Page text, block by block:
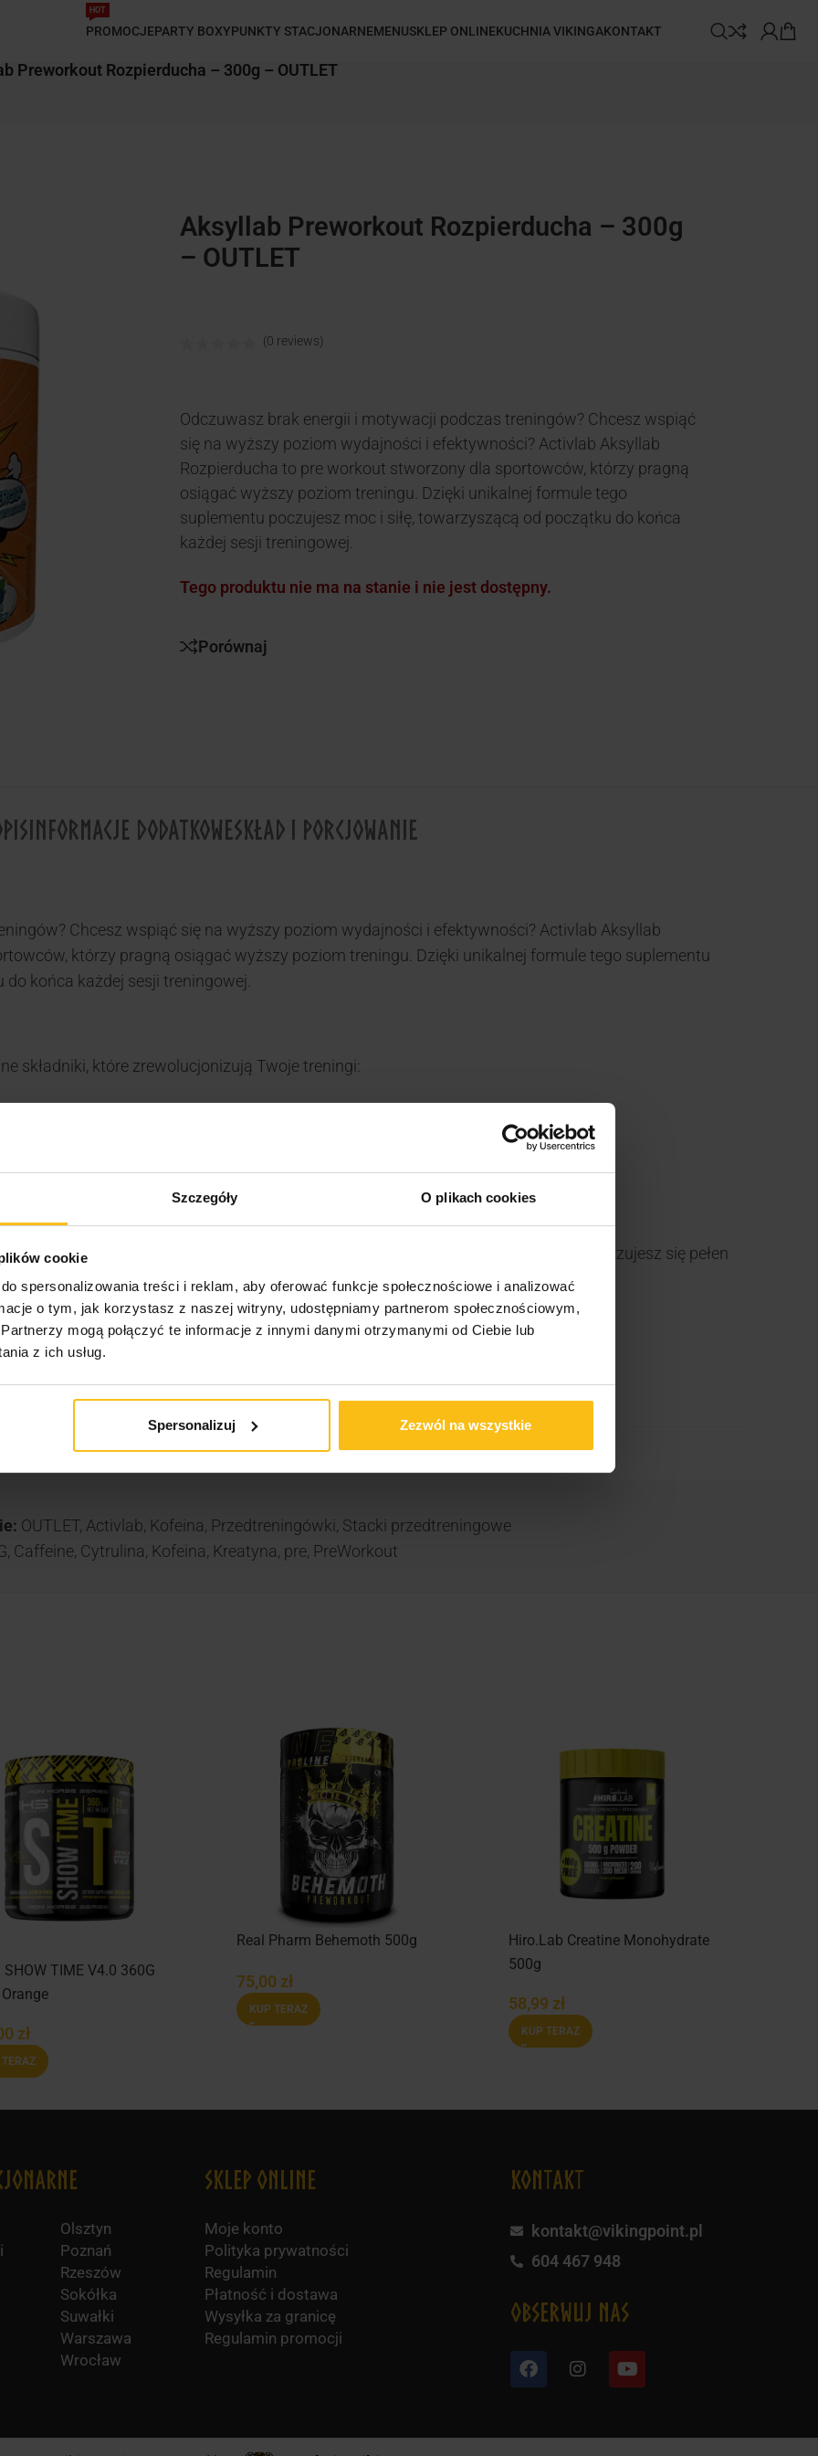
Szczegóły O plikach cookies
cookie
spersonalizowania treści i reklam, aby oferować funkcje społecznościowe i analizować
o tym, jak korzystasz z naszej witryny, udostępniamy partnerom społecznościowym,
mogą połączyć te informacje z innymi danymi otrzymanymi od Ciebie lub
z ich usług.
Spersonalizuj Zezwól na wszystkie
PROMOCJE
HOT
PARTY BOXYPUNKTY STACJONARNEMENUSKLEP ONLINEKUCHNIA VIKINGAKONTAKT
Preworkout Rozpierducha – 300g – OUTLET
Aksyllab Preworkout Rozpierducha – 300g
– OUTLET
(0 reviews)
Odczuwasz brak energii i motywacji podczas treningów? Chcesz wspiąć
się na wyższy poziom wydajności i efektywności? Activlab Aksyllab
Rozpierducha to pre workout stworzony dla sportowców, którzy pragną
osiągać wyższy poziom treningu. Dzięki unikalnej formule tego
suplementu poczujesz moc i siłę, towarzyszącą od początku do końca
każdej sesji treningowej.
Tego produktu nie ma na stanie i nie jest dostępny.
Porównaj
INFORMACJE DODATKOWESKŁAD I PORCJOWANIE
Chcesz wspiąć się na wyższy poziom wydajności i efektywności? Activlab Aksyllab
którzy pragną osiągać wyższy poziom treningu. Dzięki unikalnej formule tego suplementu
końca każdej sesji treningowej.
składniki, które zrewolucjonizują Twoje treningi:
się na lepszą wydajność i efektywność treningów.
zwiększa wytrzymałość podczas intensywnego wysiłku.
regenerację mięśni po treningu.
poziom, sięgnij po Activlab Aksyllab Rozpierduchę. Dzięki jej skutecznej formule poczujesz się pełen
OUTLET, Activlab, Kofeina, Przedtreningówki, Stacki przedtreningowe
, Caffeine, Cytrulina, Kofeina, Kreatyna, pre, PreWorkout
SHOW TIME V4.0 360G
zł
TERAZ
Real Pharm Behemoth 500g
75,00 zł
KUP TERAZ
Hiro.Lab Creatine Monohydrate
500g
58,99 zł
KUP TERAZ
Olsztyn
Poznań
Rzeszów
Sokółka
Suwałki
Warszawa
Wrocław
Sklep online
Moje konto
Polityka prywatności
Regulamin
Płatność i dostawa
Wysyłka za granicę
Regulamin promocji
KONTAKT
kontakt@vikingpoint.pl
604 467 948
obserwuj nas